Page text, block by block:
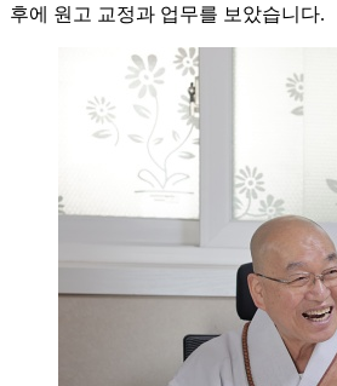
후에 원고 교정과 업무를 보았습니다.